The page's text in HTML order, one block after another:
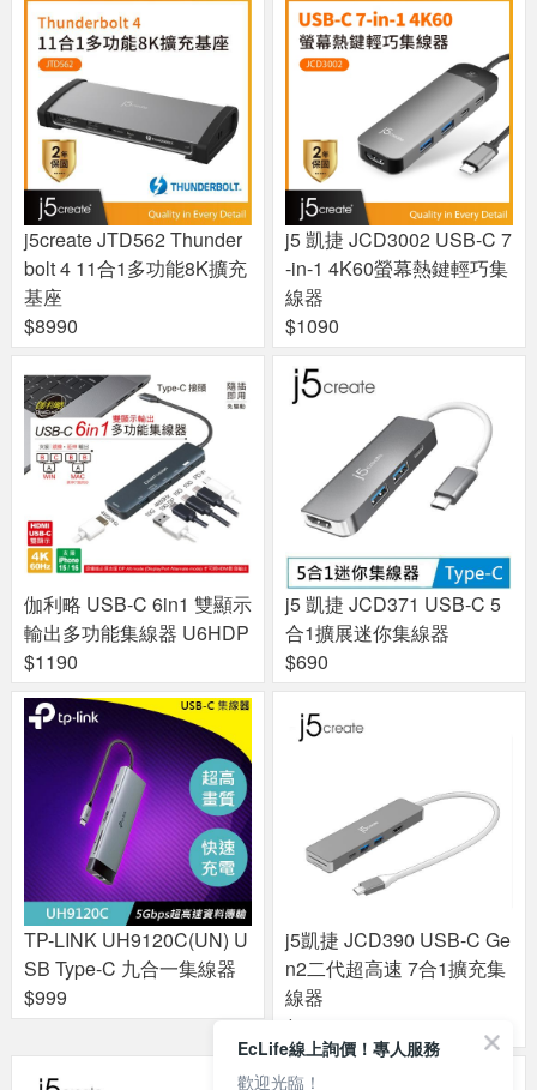
j5create JTD562 Thunder
bolt 4 11合1多功能8K擴充
基座
$8990
j5 凱捷 JCD3002 USB-C 7
-in-1 4K60螢幕熱鍵輕巧集
線器
$1090
伽利略 USB-C 6in1 雙顯示
輸出多功能集線器 U6HDP
$1190
j5 凱捷 JCD371 USB-C 5
合1擴展迷你集線器
$690
TP-LINK UH9120C(UN) U
SB Type-C 九合一集線器
$999
j5凱捷 JCD390 USB-C Ge
n2二代超高速 7合1擴充集
線器
$1790
EcLife線上詢價！專人服務
歡迎光臨！